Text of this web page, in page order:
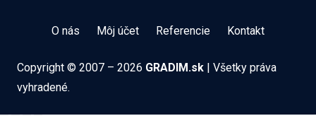
Copyright © 2007 – 2026 GRADIM.sk | Všetky práva
vyhradené.
O nás Môj účet Referencie Kontakt